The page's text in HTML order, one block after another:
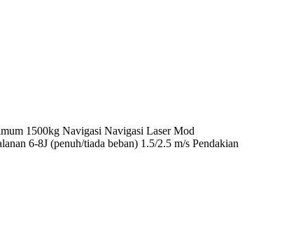
1500kg Navigasi Navigasi Laser Mod
6-8J (penuh/tiada beban) 1.5/2.5 m/s Pendakian